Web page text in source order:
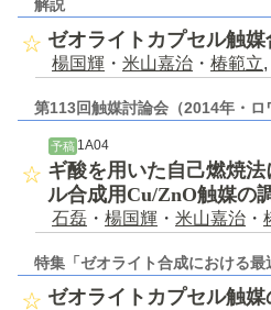
解説
ゼオライトカプセル触
楊国輝 ・ 米山嘉治 ・ 椿範立,
第113回触媒討論会（2014年・ロ
予稿 1A04
ギ酸を用いた自己燃焼
ル合成用Cu/ZnO触媒の
石磊 ・ 楊国輝 ・ 米山嘉治 ・
特集「ゼオライト合成における最
ゼオライトカプセル触